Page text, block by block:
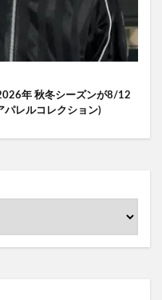
年 秋冬シーズンが8/12
パレルコレクション)